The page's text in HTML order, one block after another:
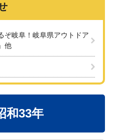
ぞ岐阜！岐阜県アウトドア
他
和33年